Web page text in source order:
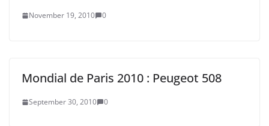
November 19, 2010 0
Mondial de Paris 2010 : Peugeot 508
September 30, 2010 0